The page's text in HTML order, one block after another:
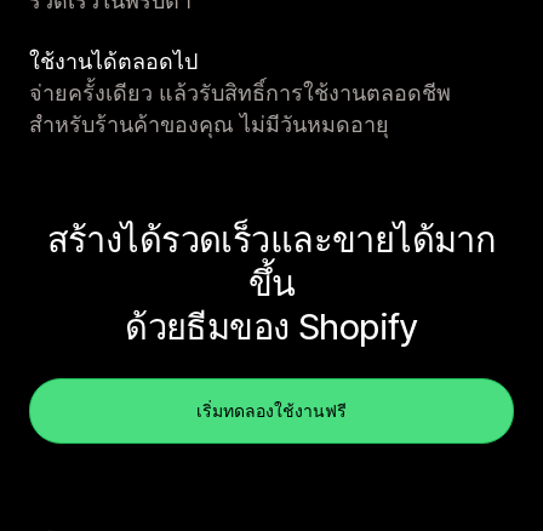
ใช้งานได้ตลอดไป
จ่ายครั้งเดียว แล้วรับสิทธิ์การใช้งานตลอดชีพ
สำหรับร้านค้าของคุณ ไม่มีวันหมดอายุ
สร้างได้รวดเร็วและขายได้มาก
ขึ้น
ด้วยธีมของ Shopify
เริ่มทดลองใช้งานฟรี